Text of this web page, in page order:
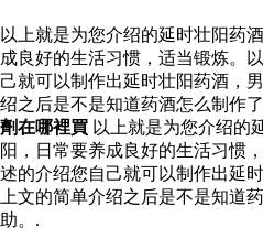
以上就是为您介绍的延时壮阳药
成良好的生活习惯，适当锻炼。
己就可以制作出延时壮阳药酒，
绍之后是不是知道药酒怎么制作
劑在哪裡買 以上就是为您介绍的
阳，日常要养成良好的生活习惯
述的介绍您自己就可以制作出延
上文的简单介绍之后是不是知道
助。.